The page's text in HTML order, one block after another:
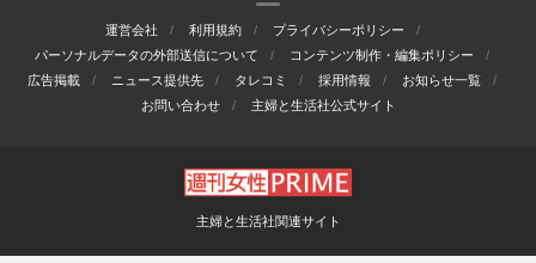
運営会社 利用規約
プライバシーポリシー
パーソナルデータの外部送信について
コンテンツ制作・編集ポリシー
広告掲載
ニュース提供先 タレコミ 採用情報
お知らせ一覧
お問い合わせ
主婦と生活社公式サイト
主婦と生活社関連サイト